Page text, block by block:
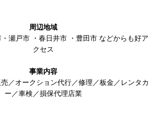
周辺地域
・ 瀬戸市 ・ 春日井市 ・ 豊田市 などからも好ア
クセス
事業内容
／オークション代行／修理／板金／レンタカ
ー／車検／損保代理店業